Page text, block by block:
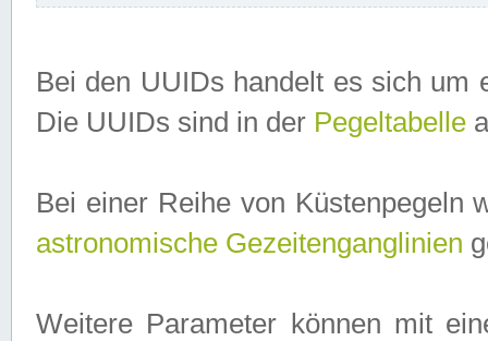
Bei den UUIDs handelt es sich um
Die UUIDs sind in der Pegeltabelle
Bei einer Reihe von Küstenpegeln
astronomische Gezeitenganglinien
Weitere Parameter können mit